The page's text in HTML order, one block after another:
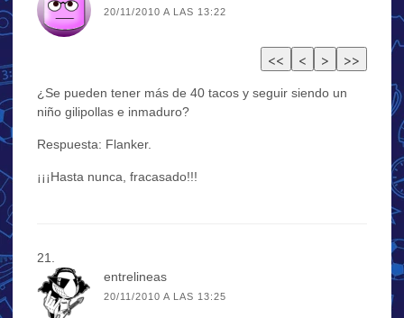
20/11/2010 A LAS 13:22
¿Se pueden tener más de 40 tacos y seguir siendo un
niño gilipollas e inmaduro?
Respuesta: Flanker.
¡¡¡Hasta nunca, fracasado!!!
entrelineas
20/11/2010 A LAS 13:25